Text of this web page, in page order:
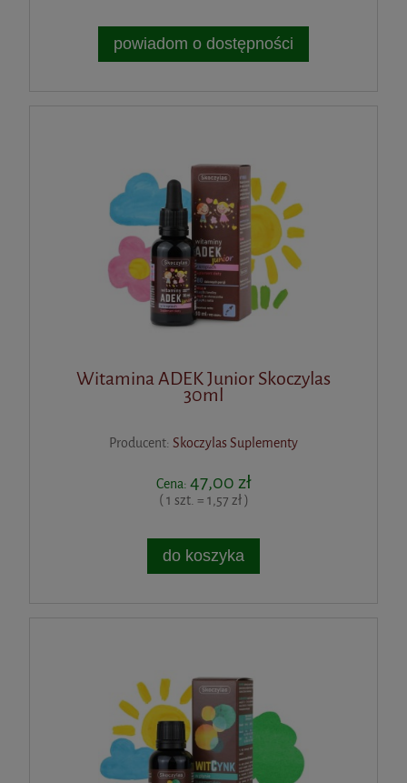
powiadom o dostępności
Witamina ADEK Junior Skoczylas
30ml
Producent: Skoczylas Suplementy
Cena: 47,00 zł
( 1 szt. = 1,57 zł )
do koszyka